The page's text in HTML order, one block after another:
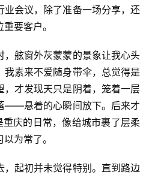
业会议，除了准备一场分享，还
要客户。
，舷窗外灰蒙蒙的景象让我心头
素来不爱随身带伞，总觉得是
才发现天只是阴着，笼着一层
——悬着的心瞬间放下。后来才
重庆的日常，像给城市裹了层柔
为常了。
，起初并未觉得特别。直到路边